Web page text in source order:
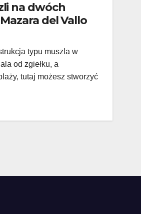
na dwóch
del Vallo
typu muszla w
od zgiełku, a
tutaj możesz stworzyć